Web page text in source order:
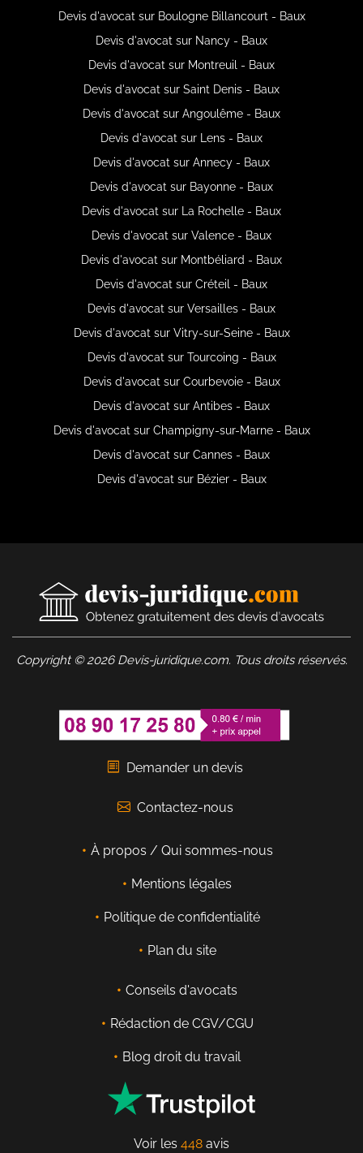
Devis d'avocat sur Boulogne Billancourt - Baux
Devis d'avocat sur Nancy - Baux
Devis d'avocat sur Montreuil - Baux
Devis d'avocat sur Saint Denis - Baux
Devis d'avocat sur Angoulême - Baux
Devis d'avocat sur Lens - Baux
Devis d'avocat sur Annecy - Baux
Devis d'avocat sur Bayonne - Baux
Devis d'avocat sur La Rochelle - Baux
Devis d'avocat sur Valence - Baux
Devis d'avocat sur Montbéliard - Baux
Devis d'avocat sur Créteil - Baux
Devis d'avocat sur Versailles - Baux
Devis d'avocat sur Vitry-sur-Seine - Baux
Devis d'avocat sur Tourcoing - Baux
Devis d'avocat sur Courbevoie - Baux
Devis d'avocat sur Antibes - Baux
Devis d'avocat sur Champigny-sur-Marne - Baux
Devis d'avocat sur Cannes - Baux
Devis d'avocat sur Bézier - Baux
Copyright © 2026 Devis-juridique.com. Tous droits réservés.
Demander un devis
Contactez-nous
À propos / Qui sommes-nous
Mentions légales
Politique de confidentialité
Plan du site
Conseils d'avocats
Rédaction de CGV/CGU
Blog droit du travail
Voir les 448 avis